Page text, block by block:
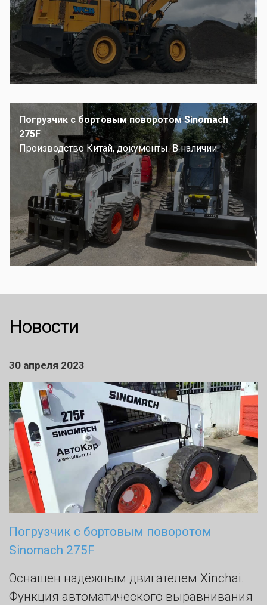
Погрузчик с бортовым поворотом Sinomach
275F
Производство Китай, документы. В наличии.
Новости
30 апреля 2023
Погрузчик с бортовым поворотом
Sinomach 275F
Оснащен надежным двигателем Xinchai.
Функция автоматического выравнивания